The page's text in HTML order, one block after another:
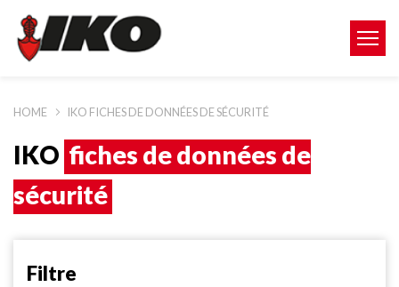
HOME IKO FICHES DE DONNÉES DE SÉCURITÉ
IKO fiches de données de
sécurité
Filtre